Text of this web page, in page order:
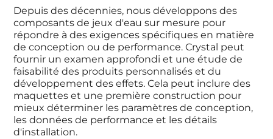
Depuis des décennies, nous développons des
composants de jeux d'eau sur mesure pour
répondre à des exigences spécifiques en matière
de conception ou de performance. Crystal peut
fournir un examen approfondi et une étude de
faisabilité des produits personnalisés et du
développement des effets. Cela peut inclure des
maquettes et une première construction pour
mieux déterminer les paramètres de conception,
les données de performance et les détails
d'installation.